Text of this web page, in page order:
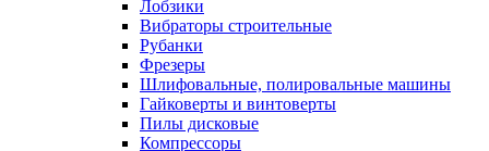
Лобзики
Вибраторы строительные
Рубанки
Фрезеры
Шлифовальные, полировальные машины
Гайковерты и винтоверты
Пилы дисковые
Компрессоры